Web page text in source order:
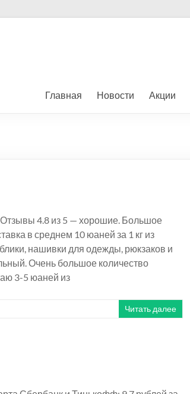
Главная Новости Акции
4.8 из 5 — хорошие. Большое
в среднем 10 юаней за 1 кг из
нашивки для одежды, рюкзаков и
Очень большое количество
3-5 юаней из
Читать далее